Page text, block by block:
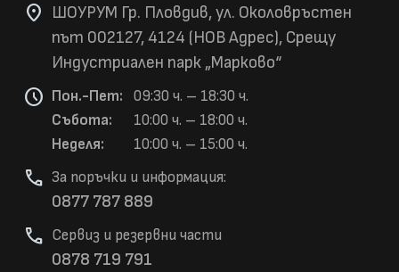
location_on
ШОУРУМ Гр. Пловдив, ул. Околовръстен
път 002127, 4124 (НОВ Адрес), Срещу
Индустриален парк „Марково“
schedule Пон.-Пет:
09:30 ч. – 18:30 ч.
Събота:
10:00 ч. – 18:00 ч.
Неделя:
10:00 ч. – 15:00 ч.
За поръчки и информация:
phone
0877 787 889
Сервиз и резервни части
phone
0878 719 791